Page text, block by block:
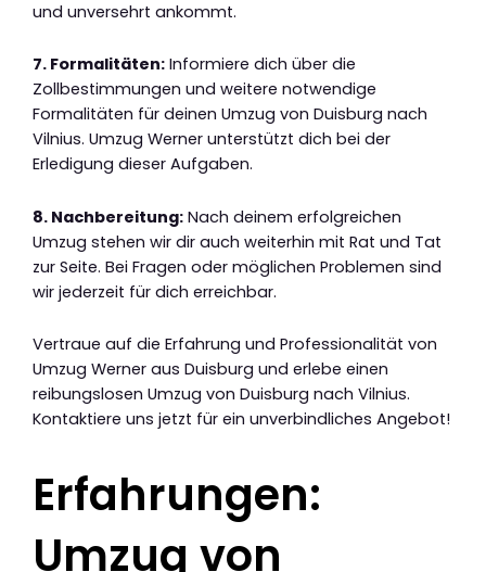
und unversehrt ankommt.
7. Formalitäten: Informiere dich über die
Zollbestimmungen und weitere notwendige
Formalitäten für deinen Umzug von Duisburg nach
Vilnius. Umzug Werner unterstützt dich bei der
Erledigung dieser Aufgaben.
8. Nachbereitung: Nach deinem erfolgreichen
Umzug stehen wir dir auch weiterhin mit Rat und Tat
zur Seite. Bei Fragen oder möglichen Problemen sind
wir jederzeit für dich erreichbar.
Vertraue auf die Erfahrung und Professionalität von
Umzug Werner aus Duisburg und erlebe einen
reibungslosen Umzug von Duisburg nach Vilnius.
Kontaktiere uns jetzt für ein unverbindliches Angebot!
Erfahrungen:
Umzug von